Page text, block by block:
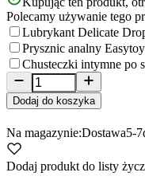
Polecamy używanie tego
Lubrykant Delicate
Prysznic analny
Chusteczki intymne po
Dodaj do koszyka
Na magazynie:Dostawa5-7
Dodaj produkt do listy